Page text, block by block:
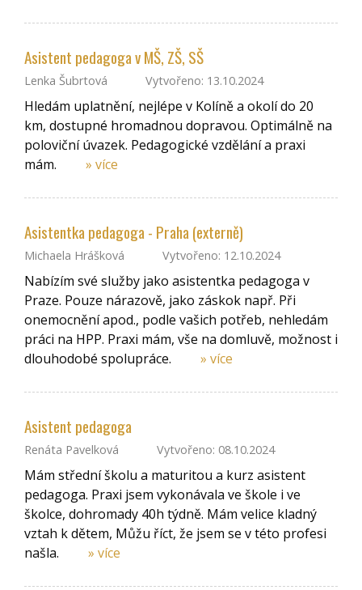
Asistent pedagoga v MŠ, ZŠ, SŠ
Lenka Šubrtová Vytvořeno: 13.10.2024
Hledám uplatnění, nejlépe v Kolíně a okolí do 20
km, dostupné hromadnou dopravou. Optimálně na
poloviční úvazek. Pedagogické vzdělání a praxi
mám.
» více
Asistentka pedagoga - Praha (externě)
Michaela Hrášková Vytvořeno: 12.10.2024
Nabízím své služby jako asistentka pedagoga v
Praze. Pouze nárazově, jako záskok např. Při
onemocnění apod., podle vašich potřeb, nehledám
práci na HPP. Praxi mám, vše na domluvě, možnost i
dlouhodobé spolupráce.
» více
Asistent pedagoga
Renáta Pavelková Vytvořeno: 08.10.2024
Mám střední školu a maturitou a kurz asistent
pedagoga. Praxi jsem vykonávala ve škole i ve
školce, dohromady 40h týdně. Mám velice kladný
vztah k dětem, Můžu říct, že jsem se v této profesi
našla.
» více